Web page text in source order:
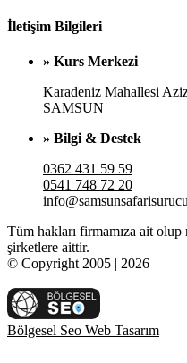
İletişim Bilgileri
» Kurs Merkezi
Karadeniz Mahallesi
SAMSUN
» Bilgi & Destek
0362 431 59 59
0541 748 72 20
Tüm hakları firmamıza ait
şirketlere aittir.
© Copyright 2005 | 2026
Bölgesel Seo Web Tasarım